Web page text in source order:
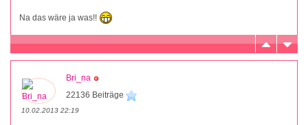
Na das wäre ja was!!
Bri_na
22136 Beiträge
10.02.2013 22:19